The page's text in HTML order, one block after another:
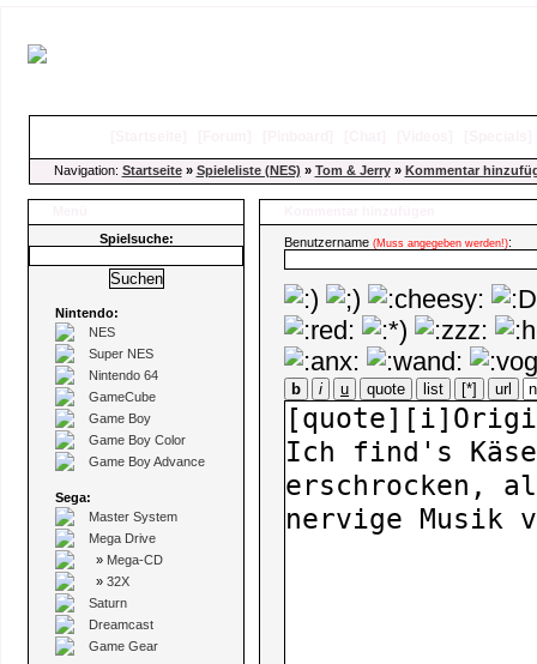
Navigation: Startseite» Spieleliste (NES) » Tom & Jerry» Kommentar
Spielsuche:
Nintendo:
NES
Super NES
Nintendo 64
GameCube
Game Boy
Game Boy Color
Game Boy Advance
Sega:
Master System
Mega Drive
» Mega-CD
» 32X
Saturn
Dreamcast
Game Gear
Benutzername (Muss angegeben werden!):
b i u quote list [*] url